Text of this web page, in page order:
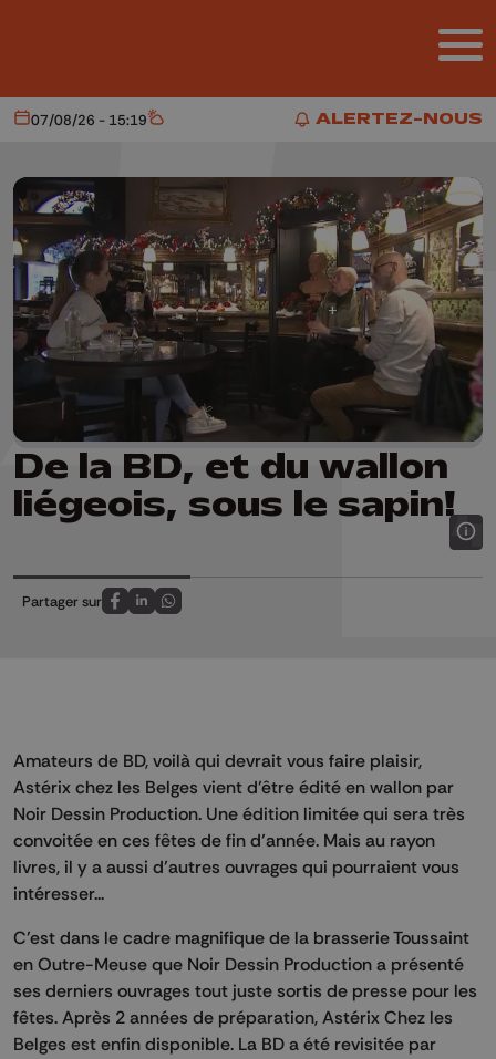
ALERTEZ-NOUS
ALERTEZ-NOUS
Aujourd'hui
07/08/26 - 15:19 Météo
De la BD, et du wallon
liégeois, sous le sapin!
Partager sur
Partagez sur FaceBook
Partagez sur LinkedIn
Partagez sur Whatsapp
Amateurs de BD, voilà qui devrait vous faire plaisir,
Astérix chez les Belges vient d’être édité en wallon par
Noir Dessin Production. Une édition limitée qui sera très
convoitée en ces fêtes de fin d’année. Mais au rayon
livres, il y a aussi d’autres ouvrages qui pourraient vous
intéresser...
C’est dans le cadre magnifique de la brasserie Toussaint
en Outre-Meuse que Noir Dessin Production a présenté
ses derniers ouvrages tout juste sortis de presse pour les
fêtes. Après 2 années de préparation, Astérix Chez les
Belges est enfin disponible. La BD a été revisitée par